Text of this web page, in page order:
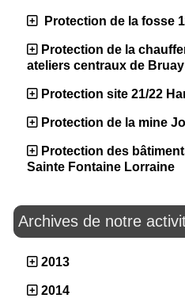
Protection de la fosse
Protection de la
ateliers centraux de Bruay
Protection site 21/22
Protection de la mine
Protection des
Sainte Fontaine Lorraine
Archives de notre
2013
2014